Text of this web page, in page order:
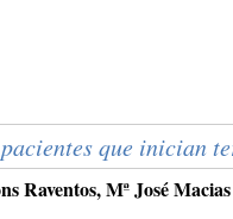
que inician
Raventos, Mª José